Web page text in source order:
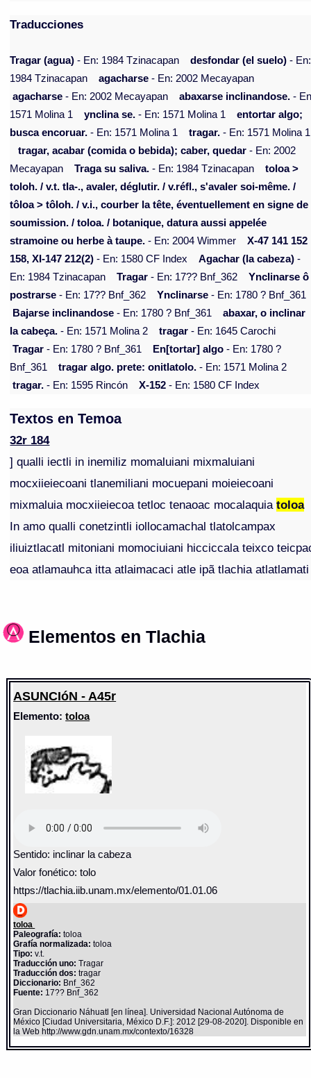
Traducciones
Tragar (agua) - En: 1984 Tzinacapan desfondar (el suelo) - En:
1984 Tzinacapan
agacharse - En: 2002 Mecayapan
agacharse - En: 2002 Mecayapan abaxarse inclinandose. -
1571 Molina 1
ynclina se. - En: 1571 Molina 1
entortar algo;
busca encoruar. - En: 1571 Molina 1 tragar. - En: 1571 Molina 1
tragar, acabar (comida o bebida); caber, quedar - En: 2002
Mecayapan
Traga su saliva. - En: 1984 Tzinacapan
toloa >
toloh. / v.t. tla-., avaler, déglutir. / v.réfl., s'avaler soi-même. /
tôloa > tôloh. / v.i., courber la tête, éventuellement en signe de
soumission. / toloa. / botanique, datura aussi appelée
stramoine ou herbe à taupe. - En: 2004 Wimmer
X-47 141 152
158, XI-147 212(2) - En: 1580 CF Index Agachar (la cabeza) -
En: 1984 Tzinacapan
Tragar - En: 17?? Bnf_362
Ynclinarse ô
postrarse - En: 17?? Bnf_362 Ynclinarse - En: 1780 ? Bnf_361
Bajarse inclinandose - En: 1780 ? Bnf_361
abaxar, o inclinar
la cabeça. - En: 1571 Molina 2 tragar - En: 1645 Carochi
Tragar - En: 1780 ? Bnf_361 En[tortar] algo - En: 1780 ?
Bnf_361
tragar algo. prete: onitlatolo. - En: 1571 Molina 2
tragar. - En: 1595 Rincón X-152 - En: 1580 CF Index
Textos en Temoa
32r 184
] qualli iectli in inemiliz momaluiani mixmaluiani
mocxiieiecoani tlanemiliani mocuepani moieiecoani
mixmaluia mocxiieiecoa tetloc tenaoac mocalaquiatoloa
In amo qualli conetzintli iollocamachal tlatolcampax
iliuiztlacatl mitoniani momociuiani hicciccala teixco
eoa atlamauhca itta atlaimacaci atle ipã tlachia atlatlamati
Elementos en Tlachia
ASUNCIóN - A45r
Elemento:toloa
Sentido: inclinar la cabeza
Valor fonético: tolo
https://tlachia.iib.unam.mx/elemento/01.01.06
toloa
Paleografía: toloa
Grafía normalizada: toloa
Tipo: v.t.
Traducción uno: Tragar
Traducción dos: tragar
Diccionario: Bnf_362
Fuente: 17?? Bnf_362
Gran Diccionario Náhuatl [en línea]. Universidad Nacional Autónoma de
México [Ciudad Universitaria, México D.F.]: 2012 [29-08-2020]. Disponible en
la Web http://www.gdn.unam.mx/contexto/16328